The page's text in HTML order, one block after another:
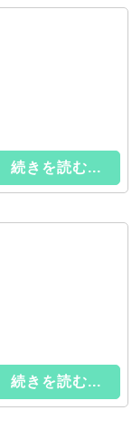
続きを読む...
続きを読む...